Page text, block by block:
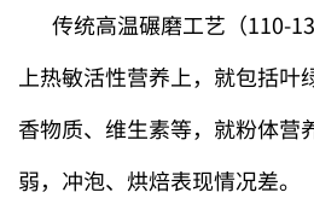
传统高温碾磨工艺（110-
上热敏活性营养上，就包括叶
香物质、维生素等，就粉体营
弱，冲泡、烘焙表现情况差。